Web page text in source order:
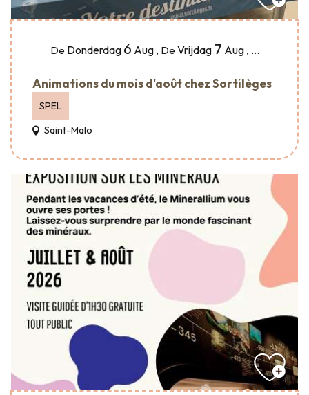
De Donderdag 6 Aug, De Vrijdag 7 Aug, ...
Animations du mois d'août chez Sortilèges
SPEL
Saint-Malo